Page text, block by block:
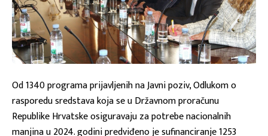
Od 1340 programa prijavljenih na Javni poziv, Odlukom o
rasporedu sredstava koja se u Državnom proračunu
Republike Hrvatske osiguravaju za potrebe nacionalnih
manjina u 2024. godini predviđeno je sufinanciranje 1253